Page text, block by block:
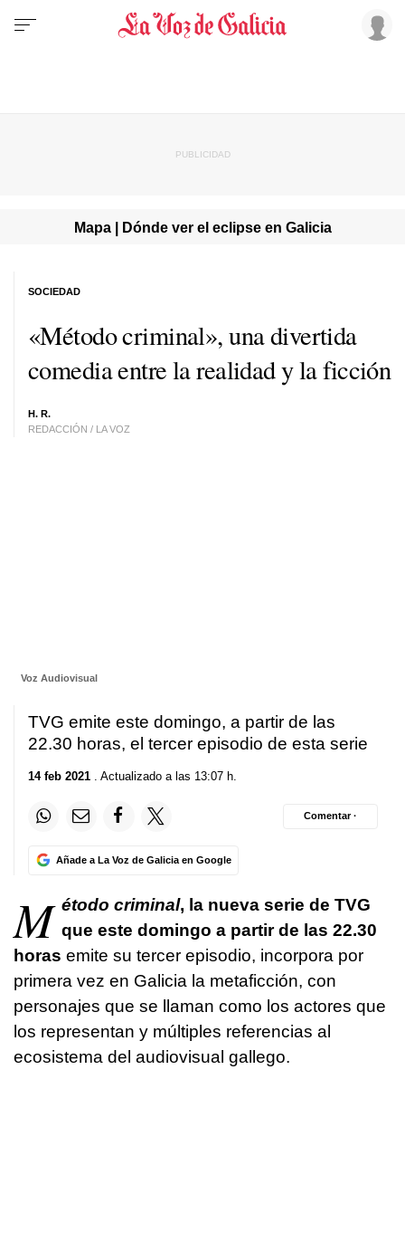
Mapa | Dónde ver el eclipse en Galicia
«Método criminal», una divertida
comedia entre la realidad y la ficción
H. R.
REDACCIÓN / LA VOZ
SOCIEDAD
Voz Audiovisual
TVG emite este domingo, a partir de las
22.30 horas, el tercer episodio de esta serie
14 feb 2021 . Actualizado a las 13:07 h.
Añade a La Voz de Galicia en Google
Comentar ·
M étodo criminal, la nueva serie de TVG
que este domingo a partir de las 22.30
horas emite su tercer episodio, incorpora por
primera vez en Galicia la metaficción, con
personajes que se llaman como los actores que
los representan y múltiples referencias al
ecosistema del audiovisual gallego.